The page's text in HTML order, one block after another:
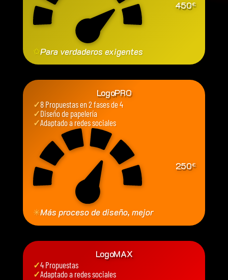
450€
✩Para verdaderos exigentes
LogoPRO
✓8 Propuestas en 2 fases de 4
✓Diseño de papelería
✓Adaptado a redes sociales
250€
✳Más proceso de diseño, mejor
LogoMAX
✓4 Propuestas
✓Adaptado a redes sociales